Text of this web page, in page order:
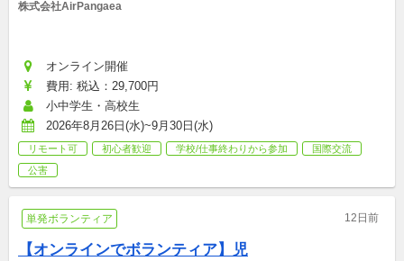
株式会社AirPangaea
オンライン開催
費用: 税込：29,700円
小中学生・高校生
2026年8月26日(水)~9月30日(水)
リモート可 初心者歓迎 学校/仕事終わりから参加
国際交流
公害
単発ボランティア 12日前
【オンラインでボランティア】児